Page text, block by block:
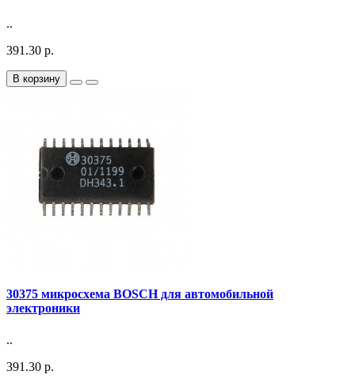
..
391.30 р.
В корзину
30375 микросхема BOSCH для автомобильной
электроники
..
391.30 р.